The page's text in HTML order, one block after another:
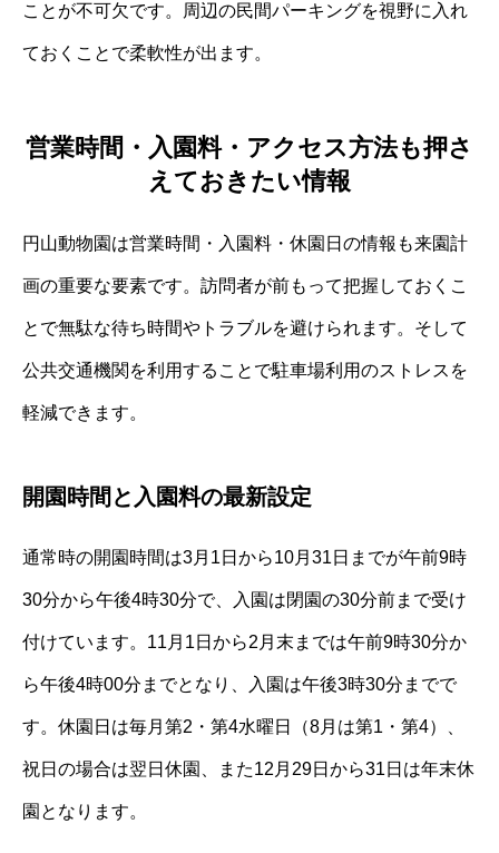
ことが不可欠です。周辺の民間パーキングを視野に入れ
ておくことで柔軟性が出ます。
営業時間・入園料・アクセス方法も押さ
えておきたい情報
円山動物園は営業時間・入園料・休園日の情報も来園計
画の重要な要素です。訪問者が前もって把握しておくこ
とで無駄な待ち時間やトラブルを避けられます。そして
公共交通機関を利用することで駐車場利用のストレスを
軽減できます。
開園時間と入園料の最新設定
通常時の開園時間は3月1日から10月31日までが午前9時
30分から午後4時30分で、入園は閉園の30分前まで受け
付けています。11月1日から2月末までは午前9時30分か
ら午後4時00分までとなり、入園は午後3時30分までで
す。休園日は毎月第2・第4水曜日（8月は第1・第4）、
祝日の場合は翌日休園、また12月29日から31日は年末休
園となります。